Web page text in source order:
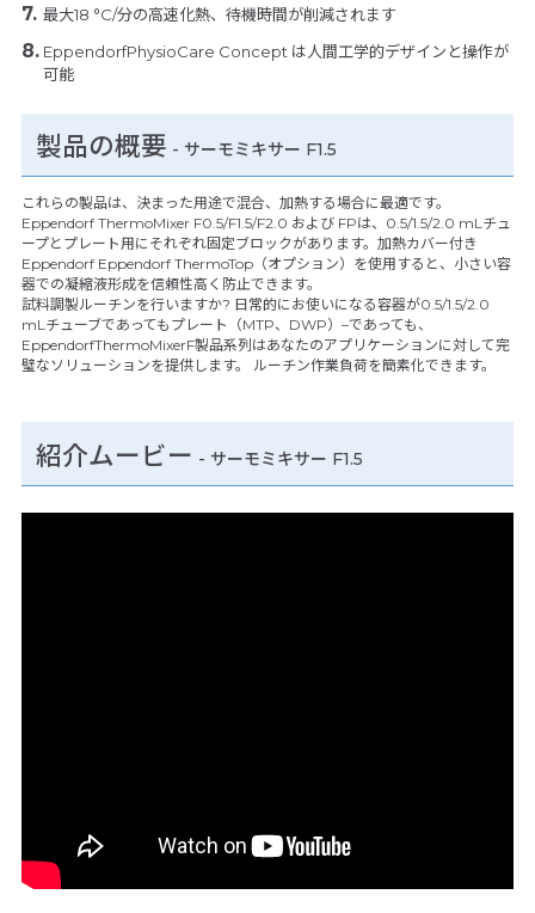
最大18 °C/分の高速化熱、待機時間が削減されます
EppendorfPhysioCare Concept は人間工学的デザインと操作が
可能
製品の概要 - サーモミキサー F1.5
これらの製品は、決まった用途で混合、加熱する場合に最適です。
Eppendorf ThermoMixer F0.5/F1.5/F2.0 および FPは、0.5/1.5/2.0 mLチュ
ープとプレート用にそれぞれ固定ブロックがあります。加熱カバー付き
Eppendorf Eppendorf ThermoTop（オプション）を使用すると、小さい容
器での凝縮液形成を信頼性高く防止できます。
試料調製ルーチンを行いますか? 日常的にお使いになる容器が0.5/1.5/2.0
mLチューブであってもプレート（MTP、DWP）–であっても、
EppendorfThermoMixerF製品系列はあなたのアプリケーションに対して完
璧なソリューションを提供します。 ルーチン作業負荷を簡素化できます。
紹介ムービー - サーモミキサー F1.5